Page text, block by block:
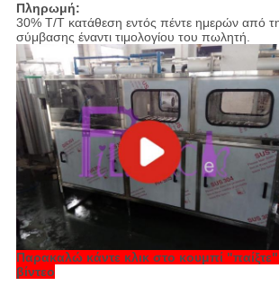
Πληρωμή:
30% T/T κατάθεση εντός πέντε ημερών από
σύμβασης έναντι τιμολογίου του πωλητή.
Παρακαλώ κάντε κλικ στο κουμπί "παίξτε"
βίντεο